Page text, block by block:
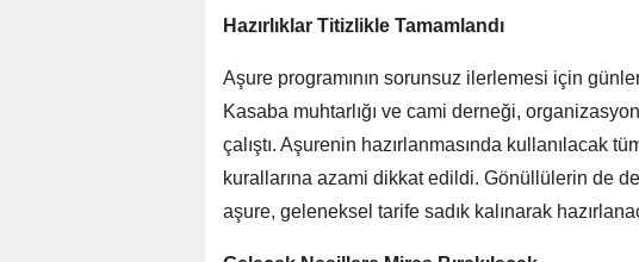
Hazırlıklar Titizlikle Tamamlandı
Aşure programının sorunsuz ilerlemesi için
Kasaba muhtarlığı ve cami derneği,
çalıştı. Aşurenin hazırlanmasında kullanılacak
kurallarına azami dikkat edildi. Gönüllülerin de
aşure, geleneksel tarife sadık kalınarak